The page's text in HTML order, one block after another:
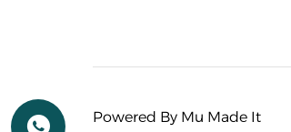
Powered By Mu Made It